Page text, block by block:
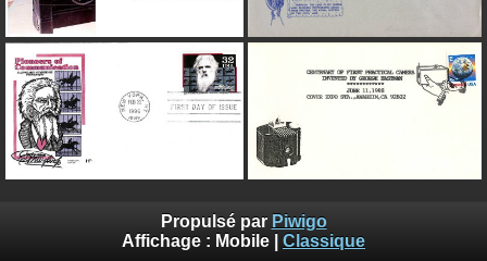
Propulsé par Piwigo
Affichage : Mobile Classique